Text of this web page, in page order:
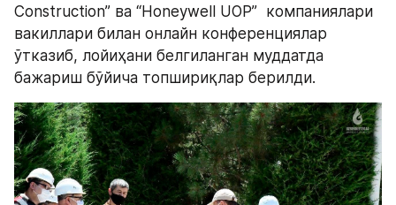
Construction” ва “Honeywell UOP”  компаниялари
вакиллари билан онлайн конференциялар
ўтказиб, лойиҳани белгиланган муддатда
бажариш бўйича топшириқлар берилди.